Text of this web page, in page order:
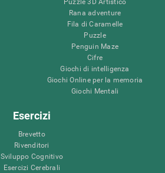
Puzzle 3D Artistico
Rana adventure
Fila di Caramelle
Puzzle
Penguin Maze
Cifre
Giochi di intelligenza
Giochi Online per la memoria
Giochi Mentali
Esercizi
Brevetto
Rivenditori
Sviluppo Cognitivo
Esercizi Cerebrali